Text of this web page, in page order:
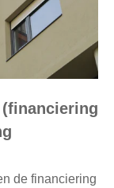
de financiering